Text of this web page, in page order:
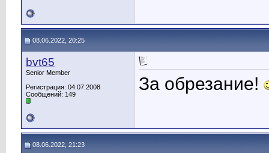
08.06.2022, 20:25
bvt65
Senior Member
Регистрация: 04.07.2008
Сообщений: 149
За обрезание!
08.06.2022, 21:23